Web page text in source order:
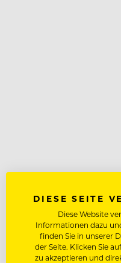
DIESE SEITE
Diese Website
Informationen dazu
finden Sie in unserer
der Seite. Klicken Sie
zu akzeptieren und